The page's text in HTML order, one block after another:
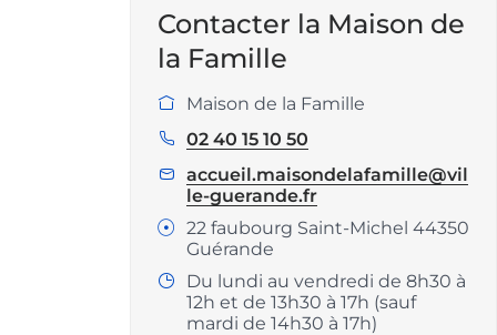
Contacter la Maison de
la Famille
Service
Maison de la Famille
Téléphone
02 40 15 10 50
E
m
accueil.maisondelafamille@vil
le-guerande.fr
Adresse
22 faubourg Saint-Michel 44350
Guérande
Horaires
Du lundi au vendredi de 8h30 à
12h et de 13h30 à 17h (sauf
mardi de 14h30 à 17h)